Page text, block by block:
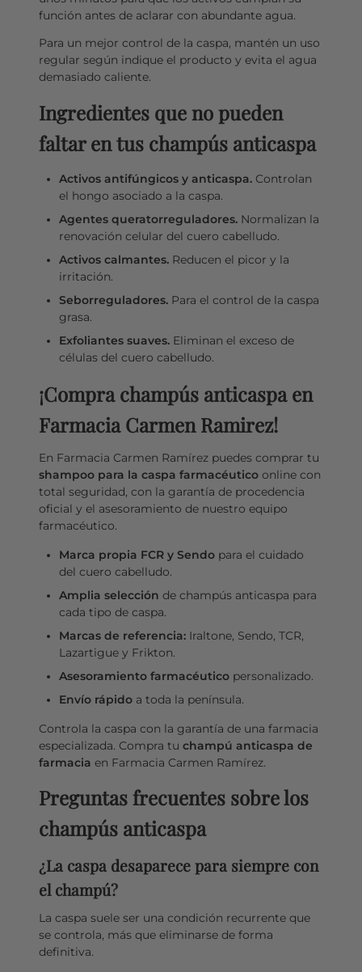
función antes de aclarar con abundante agua.
Para un mejor control de la caspa, mantén un uso
regular según indique el producto y evita el agua
demasiado caliente.
Ingredientes que no pueden
faltar en tus champús anticaspa
Activos antifúngicos y anticaspa.Controlan
el hongo asociado a la caspa.
Agentes queratorreguladores.Normalizan la
renovación celular del cuero cabelludo.
Activos calmantes.Reducen el picor y la
irritación.
Seborreguladores.Para el control de la caspa
grasa.
Exfoliantes suaves.Eliminan el exceso de
células del cuero cabelludo.
¡Compra champús anticaspa en
Farmacia Carmen Ramirez!
En Farmacia Carmen Ramírez puedes comprar tu
shampoo para la caspa farmacéuticoonline con
total seguridad, con la garantía de procedencia
oficial y el asesoramiento de nuestro equipo
farmacéutico.
Marca propia FCR y Sendopara el cuidado
del cuero cabelludo.
Amplia selección de champús anticaspa para
cada tipo de caspa.
Marcas de referencia:Iraltone, Sendo, TCR,
Lazartigue y Frikton.
Asesoramiento farmacéuticopersonalizado.
Envío rápidoa toda la península.
Controla la caspa con la garantía de una farmacia
especializada. Compra tu champú anticaspa de
farmacia en Farmacia Carmen Ramírez.
Preguntas frecuentes sobre los
champús anticaspa
¿La caspa desaparece para siempre con
el champú?
La caspa suele ser una condición recurrente que
se controla, más que eliminarse de forma
definitiva.